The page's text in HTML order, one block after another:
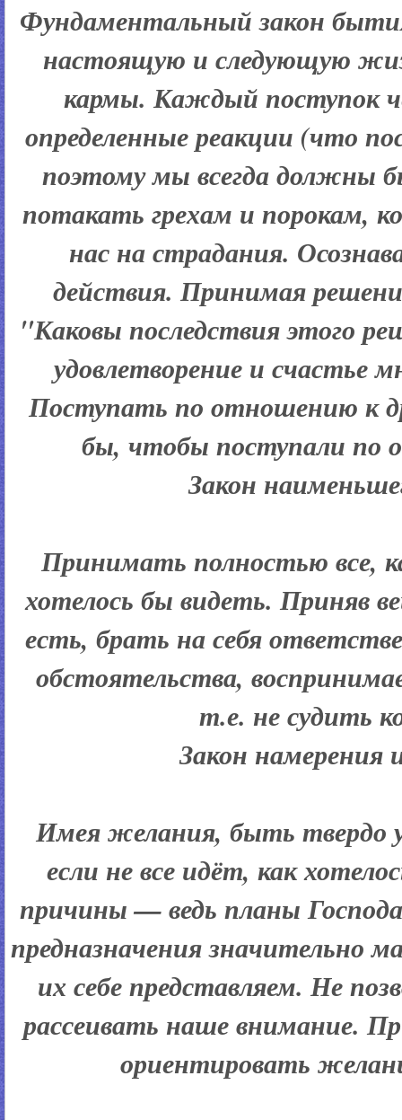
Фундаментальный закон
настоящую и следующую
кармы. Каждый поступок
определенные реакции (что
поэтому мы всегда должны
потакать грехам и порокам,
нас на страдания.
действия. Принимая
"Каковы последствия этого
удовлетворение и
Поступать по отношению к
бы, чтобы поступали по
Закон
Принимать полностью все,
хотелось бы видеть. Приняв
есть, брать на себя
обстоятельства,
т.е. не судить
Закон намерения
Имея желания, быть твердо
если не все идёт, как
причины — ведь планы
предназначения значительно
их себе представляем. Не
рассеивать наше внимание.
ориентировать